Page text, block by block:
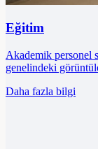
Eğitim
Akademik personel
genelindeki
Daha fazla bilgi